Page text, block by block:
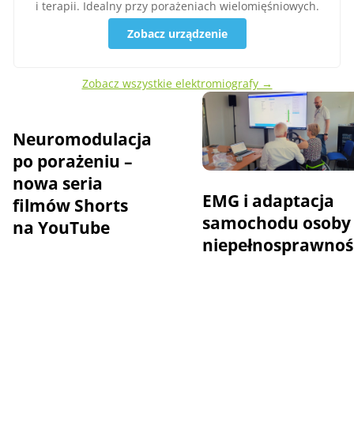
i terapii. Idealny przy porażeniach wielomięśniowych.
Zobacz urządzenie
Zobacz wszystkie elektromiografy →
Neuromodulacja
po porażeniu –
nowa seria
filmów Shorts
na YouTube
EMG i adaptacja
samochodu osoby